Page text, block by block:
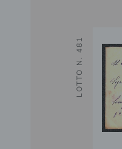
LOTTO N. 481